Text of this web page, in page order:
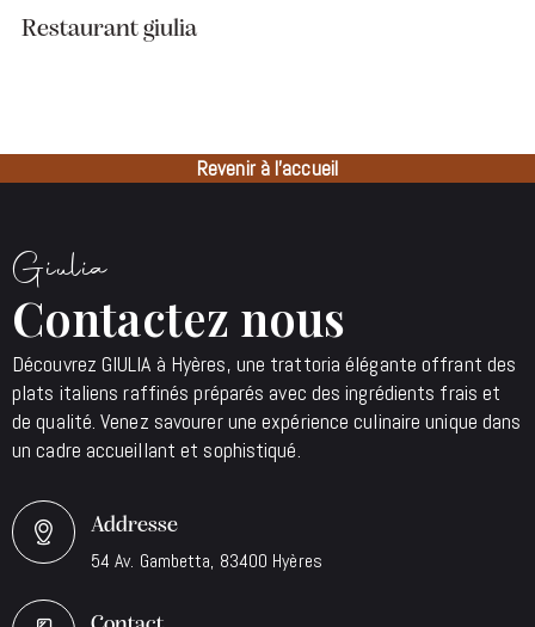
Restaurant giulia
Revenir à l'accueil
Giulia
Contactez nous
Découvrez GIULIA à Hyères, une trattoria élégante offrant des
plats italiens raffinés préparés avec des ingrédients frais et
de qualité. Venez savourer une expérience culinaire unique dans
un cadre accueillant et sophistiqué.
Addresse
54 Av. Gambetta, 83400 Hyères